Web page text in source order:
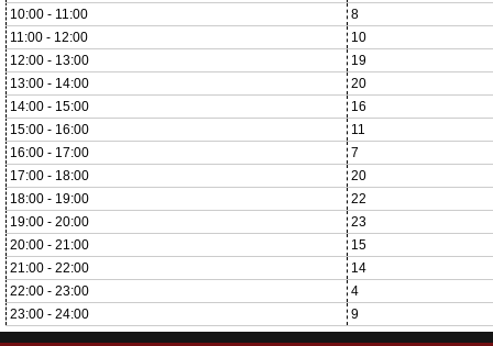
10:00 - 11:00
8
11:00 - 12:00
10
12:00 - 13:00
19
13:00 - 14:00
20
14:00 - 15:00
16
15:00 - 16:00
11
16:00 - 17:00
7
17:00 - 18:00
20
18:00 - 19:00
22
19:00 - 20:00
23
20:00 - 21:00
15
21:00 - 22:00
14
22:00 - 23:00
4
23:00 - 24:00
9